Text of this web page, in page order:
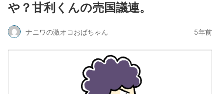
や？甘利くんの売国議連。
ナニワの激オコおばちゃん 5年前